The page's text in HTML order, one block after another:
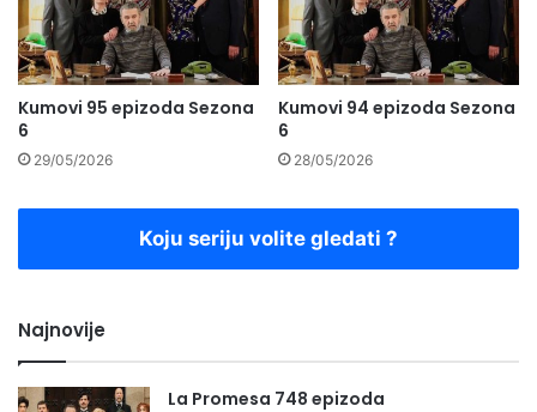
Kumovi 95 epizoda Sezona
6
29/05/2026
Kumovi 94 epizoda Sezona
6
28/05/2026
Koju seriju volite gledati ?
Najnovije
La Promesa 748 epizoda